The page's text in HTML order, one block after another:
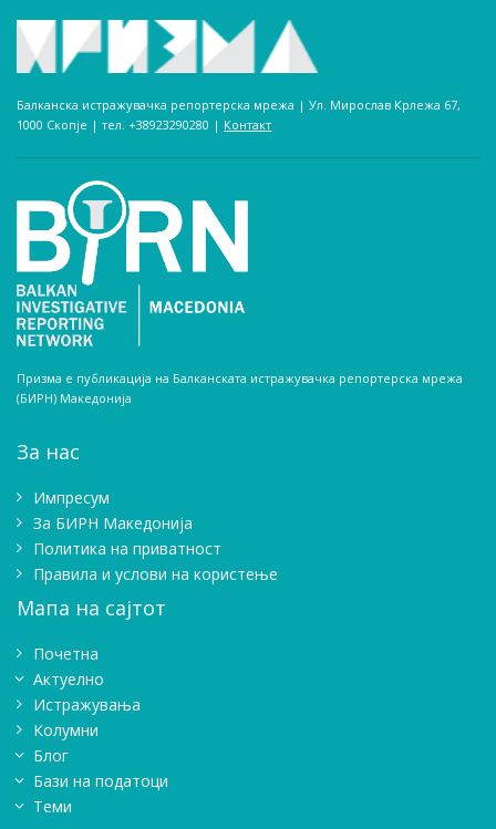
Балканска истражувачка репортерска мрежа | Ул. Мирослав Крлежа 67,
1000 Скопје | тел. +38923290280­ | Контакт
Призма е публикација на Балканската истражувачка репортерска мрежа
(БИРН) Македонија
За нас
Импресум
Зa БИРН Македонија
Политика на приватност
Правила и услови на користење
Мапа на сајтот
Почетна
Актуелно
Истражувањa
Колумни
Блог
Бази на податоци
Теми